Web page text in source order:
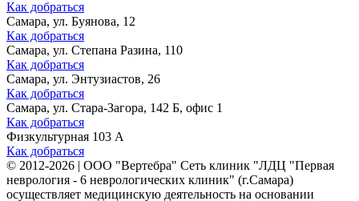
Как добраться
Самара, ул. Буянова, 12
Как добраться
Самара, ул. Степана Разина, 110
Как добраться
Самара, ул. Энтузиастов, 26
Как добраться
Самара, ул. Стара-Загора, 142 Б, офис 1
Как добраться
Физкультурная 103 А
Как добраться
© 2012-2026 | ООО "Вертебра" Сеть клиник "ЛДЦ "Первая
неврология - 6 неврологических клиник" (г.Самара)
осуществляет медицинскую деятельность на основании